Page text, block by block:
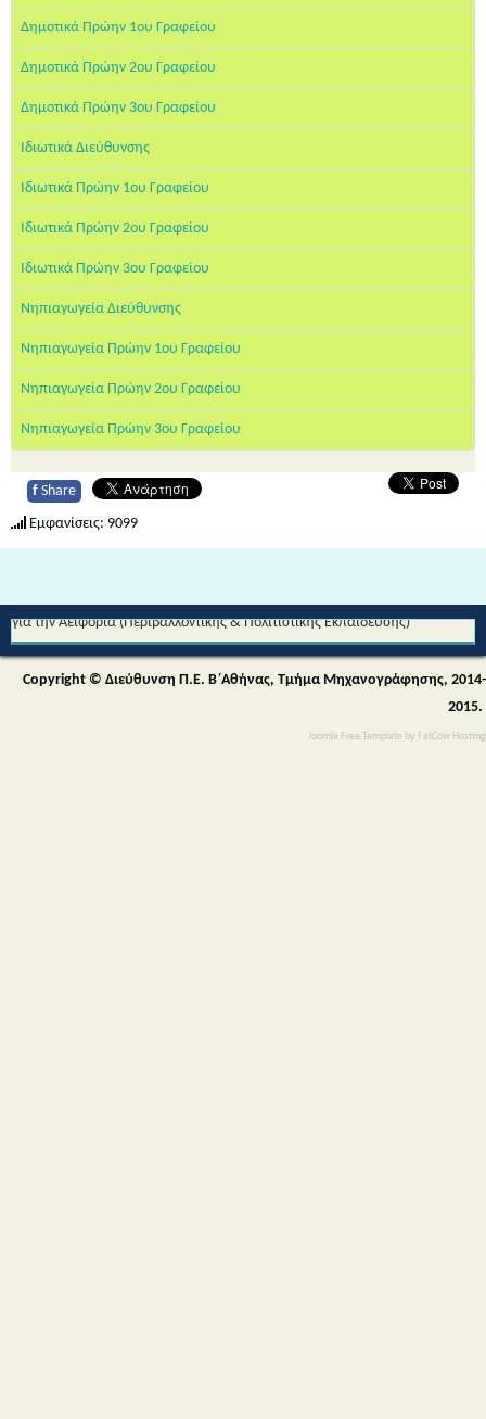
Joomla Free Template by FatCow Hosting
Δημοτικά Πρώην 1ου Γραφείου
Δημοτικά Πρώην 2ου Γραφείου
Δημοτικά Πρώην 3ου Γραφείου
Ιδιωτικά Διεύθυνσης
Ιδιωτικά Πρώην 1ου Γραφείου
Ιδιωτικά Πρώην 2ου Γραφείου
Ιδιωτικά Πρώην 3ου Γραφείου
Νηπιαγωγεία Διεύθυνσης
Νηπιαγωγεία Πρώην 1ου Γραφείου
Νηπιαγωγεία Πρώην 2ου Γραφείου
Νηπιαγωγεία Πρώην 3ου Γραφείου
f Share
Εμφανίσεις: 9099
για την Αειφορία (Περιβαλλοντικής & Πολιτιστικής Εκπαίδευσης)
Copyright © Διεύθυνση Π.Ε. Β΄Αθήνας, Τμήμα Μηχανογράφησης, 2014-
2015.